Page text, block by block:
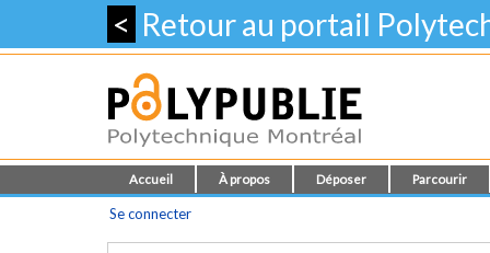
< Retour au portail
Accueil À propos Déposer Parcourir
Se connecter